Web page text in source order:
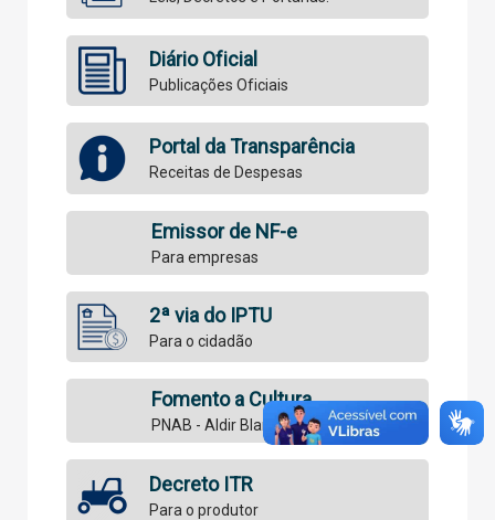
Diário Oficial
Publicações Oficiais
Portal da Transparência
Receitas de Despesas
Emissor de NF-e
Para empresas
2ª via do IPTU
Para o cidadão
Fomento a Cultura
PNAB - Aldir Blanc - Paulo Gustavo
Decreto ITR
Para o produtor